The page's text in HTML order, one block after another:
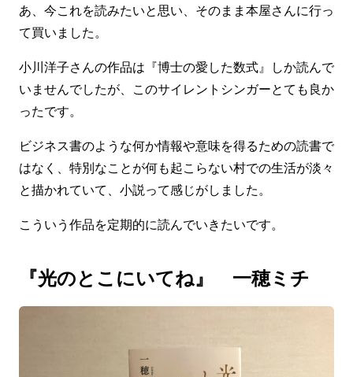
あ、今これを読みたいと思い、そのまま本屋さんに行っ
て買いました。
小川洋子さんの作品は『博士の愛した数式』しか読んで
いませんでしたが、このサイレントシンガーとても良か
ったです。
ビジネス書のような何か情報や意味を得るための読書で
はなく、特別なことが何も起こらない村での生活が淡々
と描かれていて、小説って感じがしました。
こういう作品を定期的に読んでいきたいです。
『光のとこにいてね』 一穂ミチ